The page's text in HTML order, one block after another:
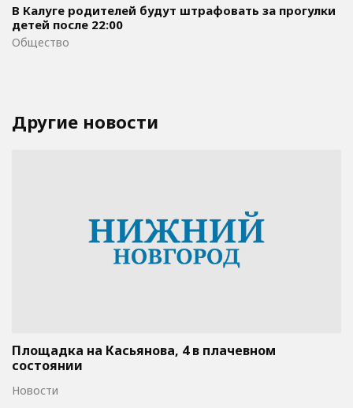
В Калуге родителей будут штрафовать за прогулки
детей после 22:00
Общество
Другие новости
Площадка на Касьянова, 4 в плачевном
состоянии
Новости